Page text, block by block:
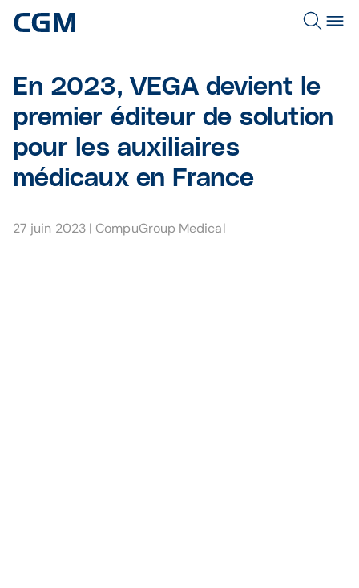
En 2023, VEGA devient le
premier éditeur de solution
pour les auxiliaires
médicaux en France
27 juin 2023 | CompuGroup Medical